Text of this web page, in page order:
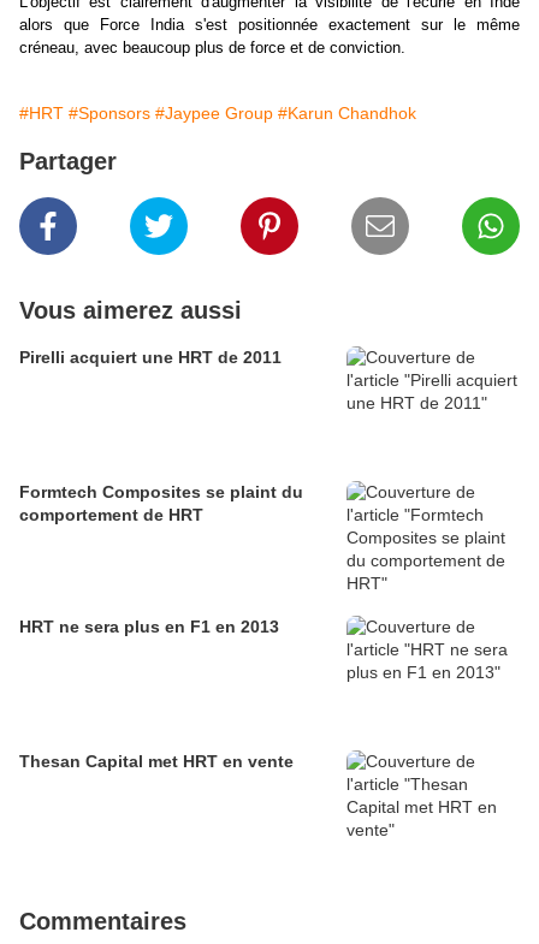
alors que Force India s'est positionnée exactement sur le même
créneau, avec beaucoup plus de force et de conviction.
#HRT #Sponsors #Jaypee Group #Karun Chandhok
Partager
Vous aimerez aussi
Pirelli acquiert une HRT de 2011
Formtech Composites se plaint du
comportement de HRT
HRT ne sera plus en F1 en 2013
Thesan Capital met HRT en vente
Commentaires